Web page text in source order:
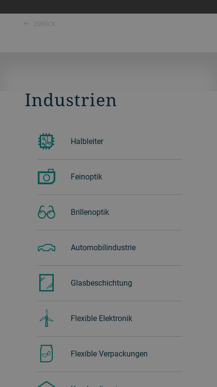
ZURÜCK
Industrien
Halbleiter
Feinoptik
Brillenoptik
Automobilindustrie
Glasbeschichtung
Flexible Elektronik
Flexible Verpackungen